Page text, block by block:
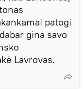
patogi
gina savo
Lavrovas.